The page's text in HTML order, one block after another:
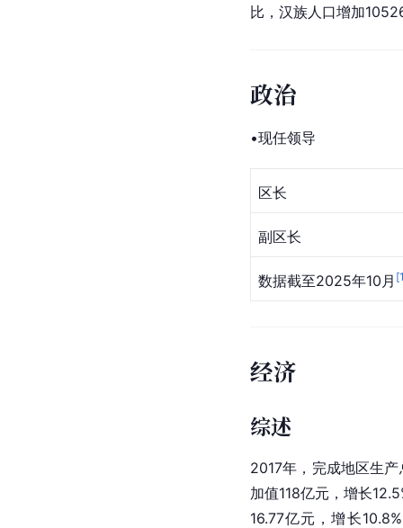
比，汉族人口增加
政治
•现任领导
区长
副区长
数据截至2025年10月 [
经济
综述
2017年，完成地区生
加值118亿元，增长
16.77亿元，增长